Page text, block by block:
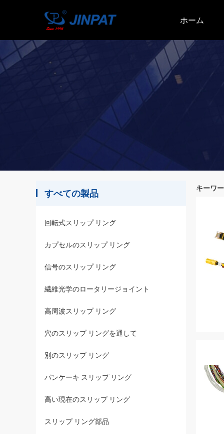
ホーム
すべての製品
回転式スリップ リング
カプセルのスリップ リング
信号のスリップ リング
繊維光学のロータリージョイント
高周波スリップ リング
穴のスリップ リングを通して
別のスリップ リング
パンケーキ スリップ リング
高い現在のスリップ リング
スリップ リング部品
キーワ